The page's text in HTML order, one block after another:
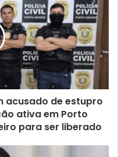
acusado de estupro
ativa em Porto
para ser liberado